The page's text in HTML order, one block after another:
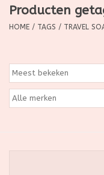
Grimeermateriaal
Huishoudartikelen
Ditjes & Datjes
Producten
HOME / TAGS / TRAVEL